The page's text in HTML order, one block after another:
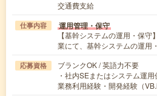
交通費支給
仕事内容 運用管理・保守
【基幹システムの運用・保
業にて、基幹システムの運用
応募資格
ブランクOK / 英語力不要
・社内SEまたはシステム運
業務利用経験・開発経験（